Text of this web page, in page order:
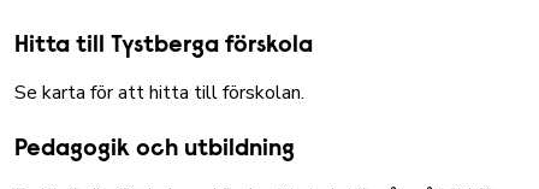
Hitta till Tystberga förskola
Se karta för att hitta till förskolan.
Pedagogik och utbildning